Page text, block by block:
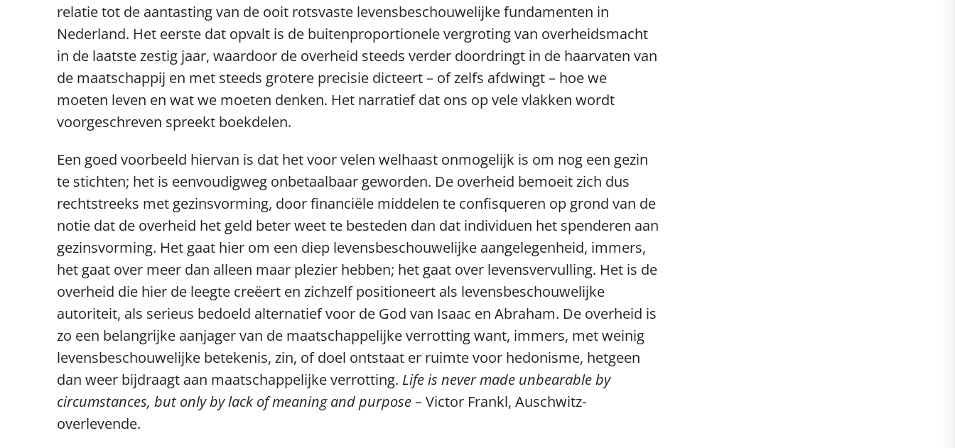
relatie tot de aantasting van de ooit rotsvaste levensbeschouwelijke fundamenten in
Nederland. Het eerste dat opvalt is de buitenproportionele vergroting van overheidsmacht
in de laatste zestig jaar, waardoor de overheid steeds verder doordringt in de haarvaten van
de maatschappij en met steeds grotere precisie dicteert – of zelfs afdwingt – hoe we
moeten leven en wat we moeten denken. Het narratief dat ons op vele vlakken wordt
voorgeschreven spreekt boekdelen.
Een goed voorbeeld hiervan is dat het voor velen welhaast onmogelijk is om nog een gezin
te stichten; het is eenvoudigweg onbetaalbaar geworden. De overheid bemoeit zich dus
rechtstreeks met gezinsvorming, door financiële middelen te confisqueren op grond van de
notie dat de overheid het geld beter weet te besteden dan dat individuen het spenderen aan
gezinsvorming. Het gaat hier om een diep levensbeschouwelijke aangelegenheid, immers,
het gaat over meer dan alleen maar plezier hebben; het gaat over levensvervulling. Het is de
overheid die hier de leegte creëert en zichzelf positioneert als levensbeschouwelijke
autoriteit, als serieus bedoeld alternatief voor de God van Isaac en Abraham. De overheid is
zo een belangrijke aanjager van de maatschappelijke verrotting want, immers, met weinig
levensbeschouwelijke betekenis, zin, of doel ontstaat er ruimte voor hedonisme, hetgeen
dan weer bijdraagt aan maatschappelijke verrotting. Life is never made unbearable by
circumstances, but only by lack of meaning and purpose– Victor Frankl, Auschwitz-
overlevende.